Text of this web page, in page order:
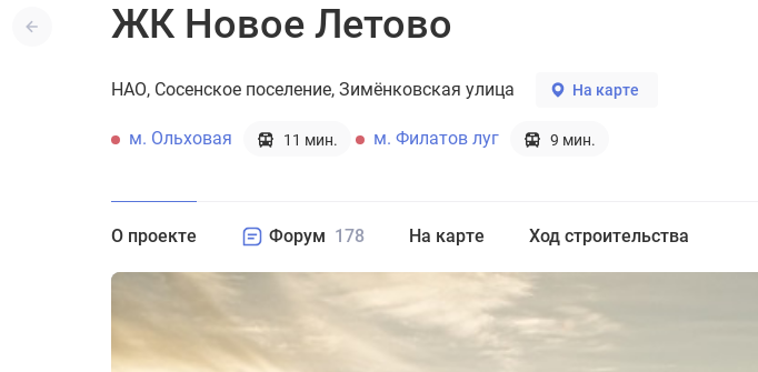
ЖК Новое Летово
НАО Сосенское поселение Зимёнковская улица На карте
м. Ольховая 11 мин. м. Филатов луг 9 мин.
О проекте Форум 178 На карте Ход строительства